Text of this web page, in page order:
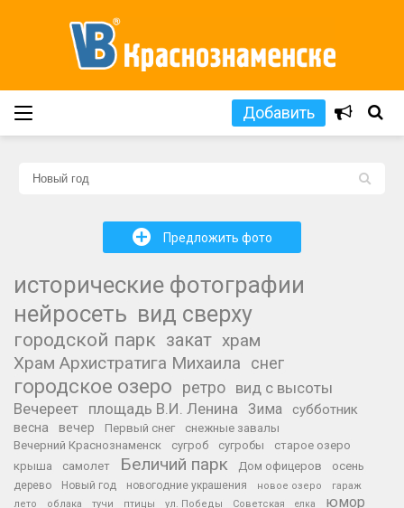
Добавить
+ Предложить фото
L
исторические фотографии
нейросеть вид сверху
городской парк закат храм
Храм Архистратига Михаила
снег
городское озеро ретро вид с высоты
Вечереет площадь В.И. Ленина Зима субботник
весна вечер Первый снег
снежные завалы
Вечерний Краснознаменск
сугроб сугробы
старое озеро
крыша
самолет Беличий парк Дом офицеров осень
дерево Новый год новогодние украшения новое озеро
гараж
лето
облака тучи птицы ул. Победы Советская елка юмор